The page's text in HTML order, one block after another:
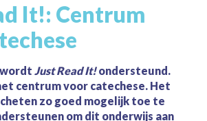
It!: Centrum
Just Read It!ondersteund.
centrum voor catechese. Het
zo goed mogelijk toe te
om dit onderwijs aan